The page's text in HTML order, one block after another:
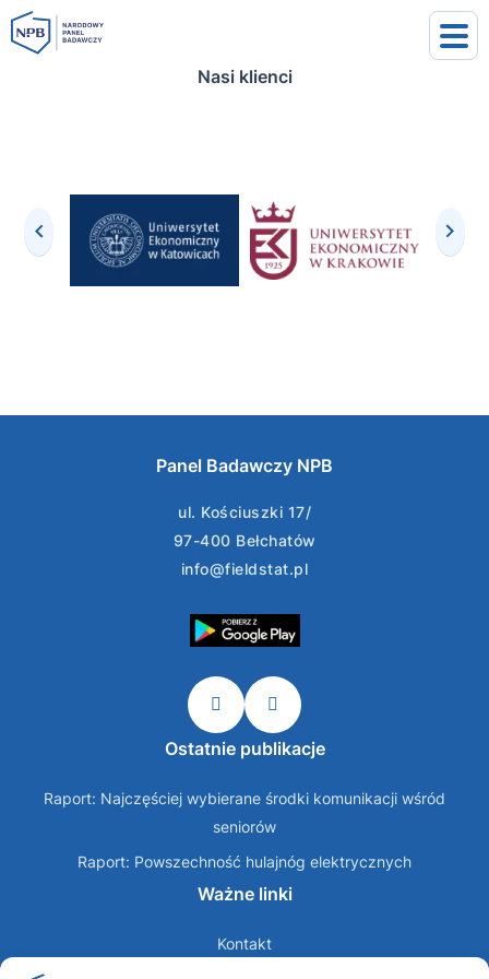
Nasi klienci
Panel Badawczy NPB
ul. Kościuszki 17/
97-400 Bełchatów
info@fieldstat.pl
Ostatnie publikacje
Raport: Najczęściej wybierane środki komunikacji wśród
seniorów
Raport: Powszechność hulajnóg elektrycznych
Ważne linki
Kontakt